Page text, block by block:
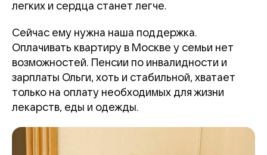
легких и сердца станет легче.
Сейчас ему нужна наша поддержка.
Оплачивать квартиру в Москве у семьи нет
возможностей. Пенсии по инвалидности и
зарплаты Ольги, хоть и стабильной, хватает
только на оплату необходимых для жизни
лекарств, еды и одежды.